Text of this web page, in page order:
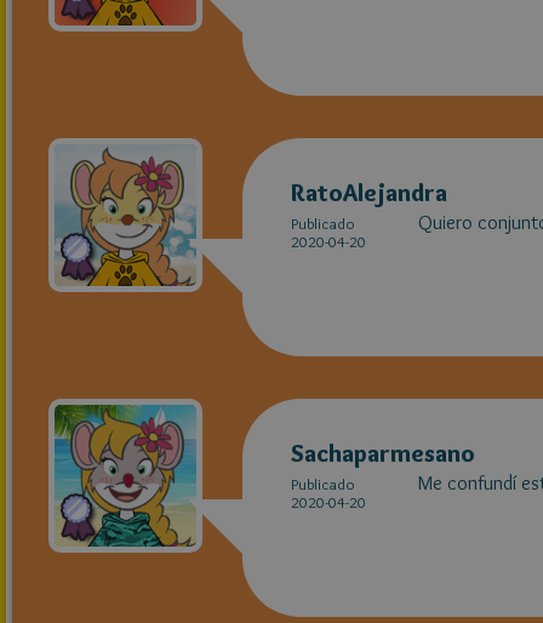
RatoAlejandra
Publicado
2020-04-20
Quiero
Sachaparmesano
Publicado
2020-04-20
Me confundí